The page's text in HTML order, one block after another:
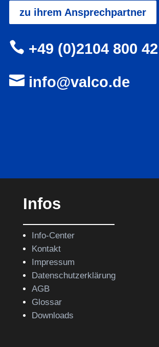
zu ihrem Ansprechpartner
 +49 (0)2104 800
info@valco.de
Infos
Info-Center
Kontakt
Impressum
Datenschutzerklärung
AGB
Glossar
Downloads